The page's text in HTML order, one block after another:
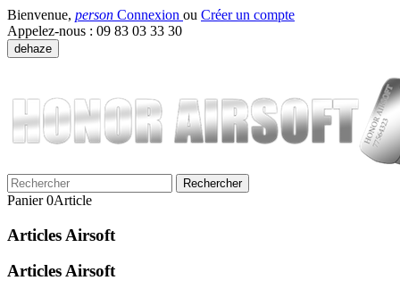
Bienvenue, person Connexion ou Créer un compte
Appelez-nous : 09 83 03 33 30
dehaze
Rechercher
Panier 0Article
Articles Airsoft
Articles Airsoft